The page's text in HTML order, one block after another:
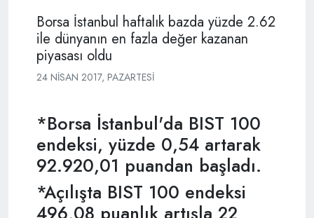
Borsa İstanbul haftalık bazda yüzde 2.62
ile dünyanın en fazla değer kazanan
piyasası oldu
24 NISAN 2017, PAZARTESI
*Borsa İstanbul'da BIST 100
endeksi, yüzde 0,54 artarak
92.920,01 puandan başladı.
*Açılışta BIST 100 endeksi
496,08 puanlık artışla 22